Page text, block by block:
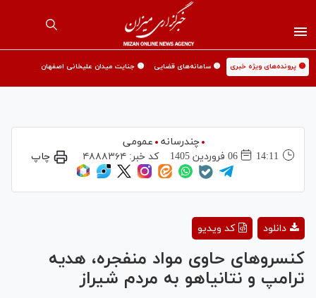
🟡 پرونده‌های ویژه خبری 🟡 سامانه‌های قضایی 🟡 جنایت میدان علیخانی اصفهان
چندرسانه
عمومی
14:11
06 فروردين 1405 کد خبر:۴۸۸۸۳۶۴ چاپ
Video
کد ویدیو دانلود
کنسروهای حاوی مواد منفجره، هدیه
ترامپ و نتانیاهو به مردم شیراز